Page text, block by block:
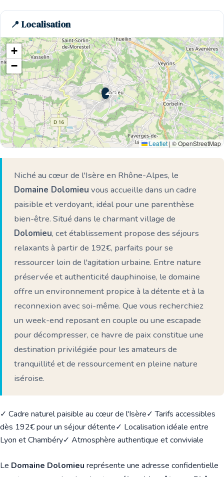
📍 Localisation
🌊 Ici
+
−
Leaflet|© OpenStreetMap
Niché au cœur de l'Isère en Rhône-Alpes, le
Domaine Dolomieu vous accueille dans un cadre
paisible et verdoyant, idéal pour une parenthèse
bien-être. Situé dans le charmant village de
Dolomieu, cet établissement propose des séjours
relaxants à partir de 192€, parfaits pour se
ressourcer loin de l'agitation urbaine. Entre nature
préservée et authenticité dauphinoise, le domaine
offre un environnement propice à la détente et à la
reconnexion avec soi-même. Que vous recherchiez
un week-end reposant en couple ou une escapade
pour décompresser, ce havre de paix constitue une
destination privilégiée pour les amateurs de
tranquillité et de ressourcement en pleine nature
iséroise.
✓ Cadre naturel paisible au cœur de l'Isère✓ Tarifs accessibles
dès 192€ pour un séjour détente✓ Localisation idéale entre
Lyon et Chambéry✓ Atmosphère authentique et conviviale
Le Domaine Dolomieu représente une adresse confidentielle